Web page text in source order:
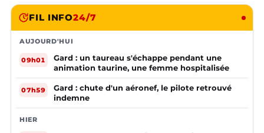
FIL INFO24/7
AUJOURD'HUI
09h01
Gard : un taureau s'échappe pendant une
animation taurine, une femme hospitalisée
07h59
Gard : chute d'un aéronef, le pilote retrouvé
indemne
HIER